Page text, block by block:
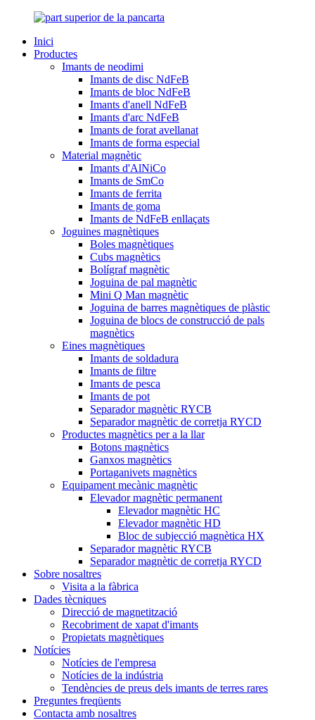
Inici
Productes
Imants de neodimi
Imants de disc NdFeB
Imants de bloc NdFeB
Imants d'anell NdFeB
Imants d'arc NdFeB
Imants de forat avellanat
Imants de forma especial
Material magnètic
Imants d'AlNiCo
Imants de SmCo
Imants de ferrita
Imants de goma
Imants de NdFeB enllaçats
Joguines magnètiques
Boles magnètiques
Cubs magnètics
Bolígraf magnètic
Joguina de pal magnètic
Mini Q Man magnètic
Joguina de barres magnètiques de plàstic
Joguina de blocs de construcció de pals
magnètics
Eines magnètiques
Imants de soldadura
Imants de filtre
Imants de pesca
Imants de pot
Separador magnètic RYCB
Separador magnètic de corretja RYCD
Productes magnètics per a la llar
Botons magnètics
Ganxos magnètics
Portaganivets magnètics
Equipament mecànic magnètic
Elevador magnètic permanent
Elevador magnètic HC
Elevador magnètic HD
Bloc de subjecció magnètica HX
Separador magnètic RYCB
Separador magnètic de corretja RYCD
Sobre nosaltres
Visita a la fàbrica
Dades tècniques
Direcció de magnetització
Recobriment de xapat d'imants
Propietats magnètiques
Notícies
Notícies de l'empresa
Notícies de la indústria
Tendències de preus dels imants de terres rares
Preguntes freqüents
Contacta amb nosaltres